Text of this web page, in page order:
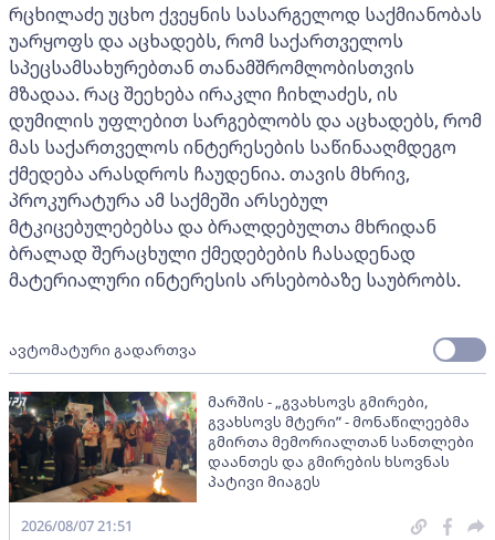
რცხილაძე უცხო ქვეყნის სასარგელოდ საქმიანობას
უარყოფს და აცხადებს, რომ საქართველოს
სპეცსამსახურებთან თანამშრომლობისთვის
მზადაა. რაც შეეხება ირაკლი ჩიხლაძეს, ის
დუმილის უფლებით სარგებლობს და აცხადებს, რომ
მას საქართველოს ინტერესების საწინააღმდეგო
ქმედება არასდროს ჩაუდენია. თავის მხრივ,
პროკურატურა ამ საქმეში არსებულ
მტკიცებულებებსა და ბრალდებულთა მხრიდან
ბრალად შერაცხული ქმედებების ჩასადენად
მატერიალური ინტერესის არსებობაზე საუბრობს.
ავტომატური გადართვა
მარშის - „გვახსოვს გმირები,
გვახსოვს მტერი” - მონაწილეებმა
გმირთა მემორიალთან სანთლები
დაანთეს და გმირების ხსოვნას
პატივი მიაგეს
2026/08/07 21:51